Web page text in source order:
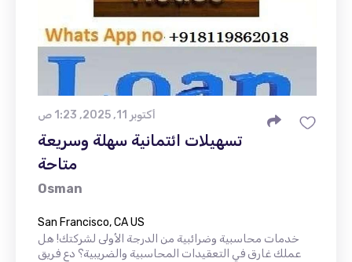
أكتوبر 11, 2025, 1:23 ص
تسهيلات ائتمانية سهلة وسريعة
متاحة
Osman
San Francisco, CA US
خدمات محاسبية وضرائبية من الدرجة الأولى لشركتك! هل
عملك غارق في التعقيدات المحاسبية والضريبية؟ دع فريق